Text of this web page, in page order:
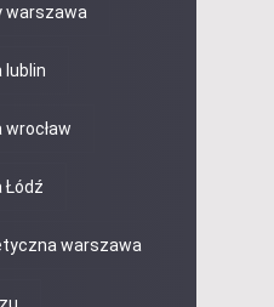
warszawa
lublin
Łódź
warszawa